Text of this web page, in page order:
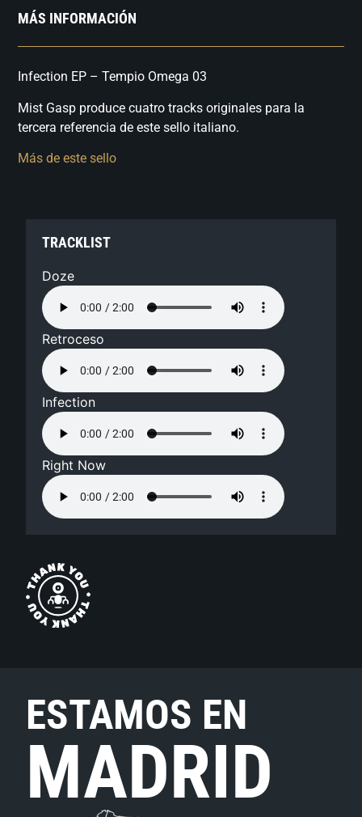
MÁS INFORMACIÓN
Infection EP – Tempio Omega 03
Mist Gasp produce cuatro tracks originales para la
tercera referencia de este sello italiano.
Más de este sello
TRACKLIST
Doze
Retroceso
Infection
Right Now
ESTAMOS EN
MADRID